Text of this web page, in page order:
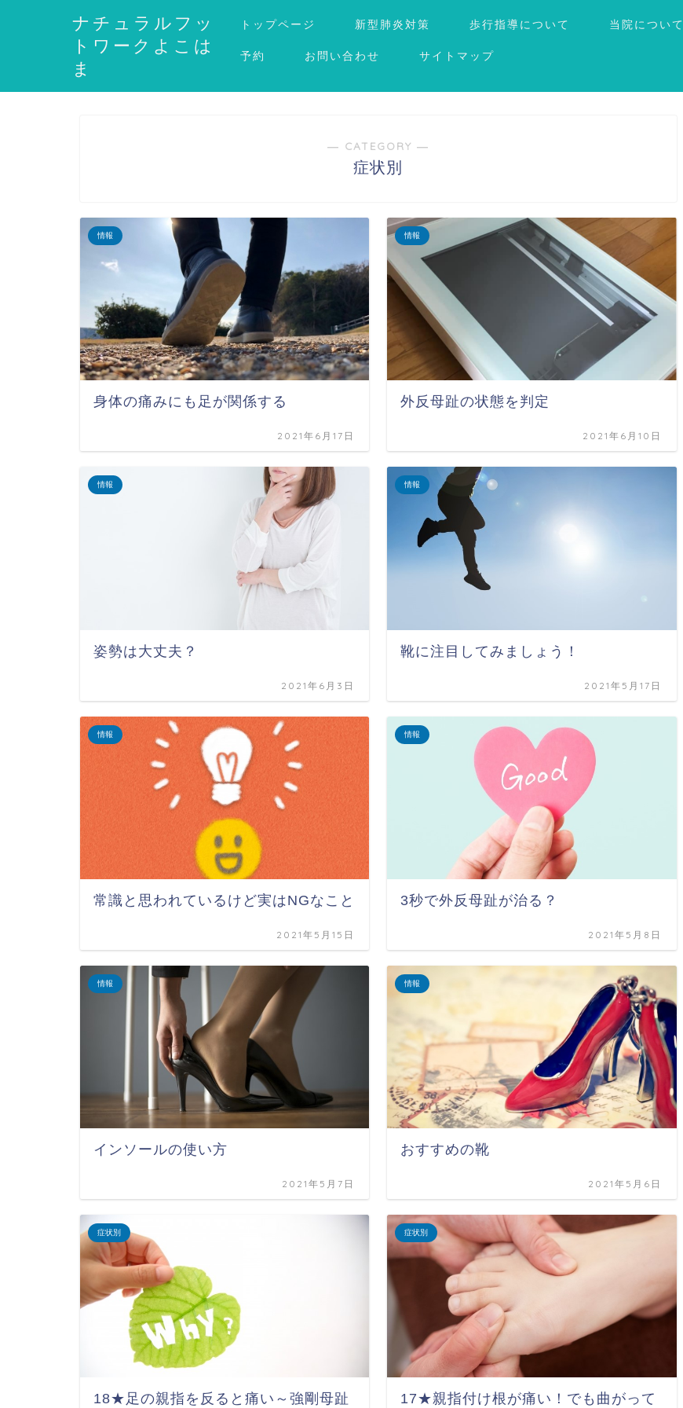
ナチュラルフッ
トワークよこは
ま
トップページ 新型肺炎対策 歩行指導について 当院について
予約 お問い合わせ サイトマップ
― CATEGORY ―
症状別
情報
身体の痛みにも足が関係する
2021年6月17日
情報
外反母趾の状態を判定
2021年6月10日
情報
姿勢は大丈夫？
2021年6月3日
情報
靴に注目してみましょう！
2021年5月17日
情報
常識と思われているけど実はNGなこと
2021年5月15日
情報
3秒で外反母趾が治る？
2021年5月8日
情報
インソールの使い方
2021年5月7日
情報
おすすめの靴
2021年5月6日
症状別
18★足の親指を反ると痛い～強剛母趾
症状別
17★親指付け根が痛い！でも曲がって